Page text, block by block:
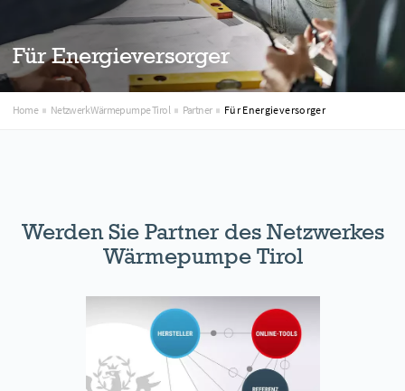
Für Energieversorger
Home Netzwerk Wärmepumpe Tirol Partner Für Energieversorger
Werden Sie Partner des Netzwerkes
Wärmepumpe Tirol